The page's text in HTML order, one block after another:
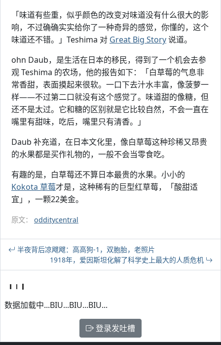
「味道有些重，似乎颜色的改变对味道没有什么很大的影
响，不过确确实实给你了一种奇异的感觉，你懂的，这个
味道还不错。」Teshima 对 Great Big Story说道。
ohn Daub，是生活在日本的移民，得到了一个机会去参
观 Teshima 的农场，他的报告如下：「白草莓的气息非
常香甜，表面摸起来很软。一口下去汁水丰富，像菠萝一
样——不过第二口就没有这个感觉了。味道甜的像糖，但
还不是太过。它和糖的区别就是它比较自然，不会一直在
嘴里有甜味，吃后，嘴里只有清香。」
Daub 补充道，在日本文化里，像白草莓这种珍稀又昂贵
的水果都是买作礼物的，一般不会当零食吃。
有趣的是，白草莓还不算日本最贵的水果。小小的
Kokota 草莓才是，这种稀有的巨型红草莓，「酸甜适
宜」，一颗22美金。
原文： odditycentral
半夜背后凉飕飕：高高狗-1，双胞胎，老照片
1918年，爱因斯坦化解了科学史上最大的人质危机
数据加载中...BIU...BIU...BIU...
登录发吐槽